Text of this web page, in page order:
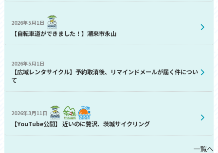
2026年5月1日
【自転車道ができました！】潮来市永山
2026年5月1日
【広域レンタサイクル】予約取消後、リマインドメールが届く件につい
て
2026年3月11日
【YouTube公開】 近いのに贅沢、茨城サイクリング
一覧へ